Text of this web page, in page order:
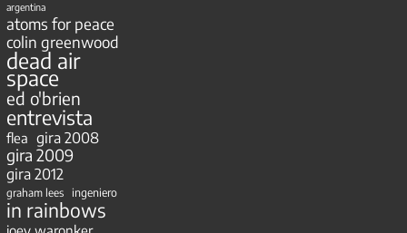
argentina
atoms for peace
colin greenwood
dead air
space
ed o'brien
entrevista
flea gira 2008
gira 2009
gira 2012
graham lees ingeniero
in rainbows